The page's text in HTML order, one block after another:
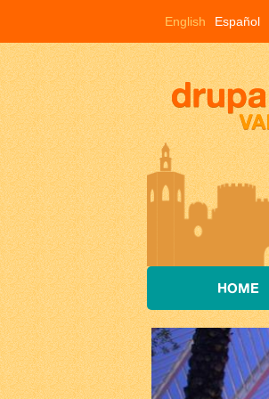
English
Español
HOME